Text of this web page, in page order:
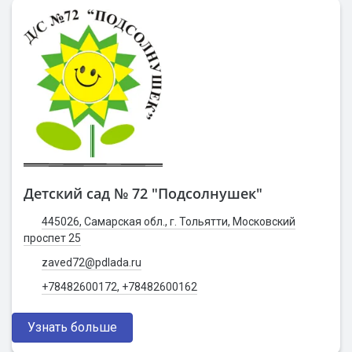
Детский сад № 72 "Подсолнушек"
445026, Самарская обл., г. Тольятти, Московский
проспет 25
zaved72@pdlada.ru
+78482600172, +78482600162
Узнать больше